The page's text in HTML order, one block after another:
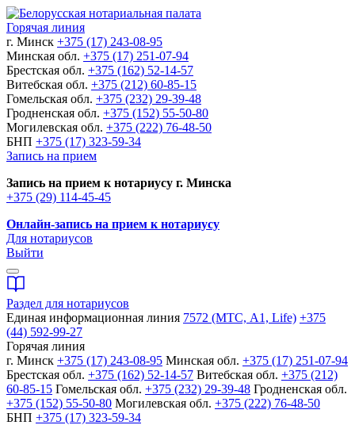
Горячая линия
г. Минск +375 (17) 243-08-95
Минская обл. +375 (17) 251-07-94
Брестская обл. +375 (162) 52-14-57
Витебская обл. +375 (212) 60-85-15
Гомельская обл. +375 (232) 29-39-48
Гродненская обл. +375 (152) 55-50-80
Могилевская обл. +375 (222) 76-48-50
БНП +375 (17) 323-59-34
Запись на прием
Запись на прием к нотариусу г. Минска
+375 (29) 114-45-45
Онлайн-запись на прием к нотариусу
Для нотариусов
Выйти
Раздел для нотариусов
Единая информационная линия 7572 (МТС, A1, Life) +375
(44) 592-99-27
Горячая линия
г. Минск +375 (17) 243-08-95 Минская обл. +375 (17) 251-07-94
Брестская обл. +375 (162) 52-14-57 Витебская обл. +375 (212)
60-85-15 Гомельская обл. +375 (232) 29-39-48 Гродненская обл.
+375 (152) 55-50-80 Могилевская обл. +375 (222) 76-48-50
БНП +375 (17) 323-59-34